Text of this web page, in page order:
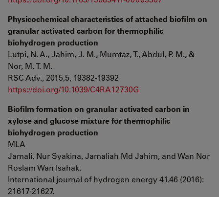
Physicochemical characteristics of attached bioﬁlm on
granular activated carbon for thermophilic
biohydrogen production
Lutpi, N. A., Jahim, J. M., Mumtaz, T., Abdul, P. M., &
Nor, M. T. M.
RSC Adv., 2015,5, 19382-19392
https://doi.org/10.1039/C4RA12730G
Biofilm formation on granular activated carbon in
xylose and glucose mixture for thermophilic
biohydrogen production
MLA
Jamali, Nur Syakina, Jamaliah Md Jahim, and Wan Nor
Roslam Wan Isahak.
International journal of hydrogen energy 41.46 (2016):
21617-21627.